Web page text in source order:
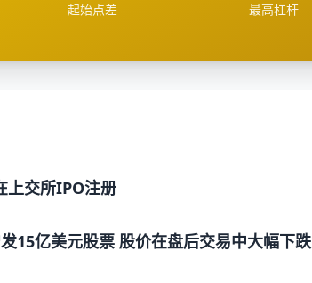
起始点差 最高杠杆
上交所IPO注册
15亿美元股票 股价在盘后交易中大幅下跌